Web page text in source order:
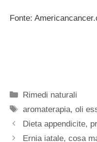
Fonte:
Categorie
Rimedi naturali
Tag
aromaterapia,oli
Dieta appendicite,
Ernia iatale, cosa